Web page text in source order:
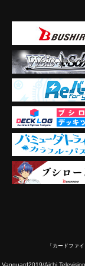
「カードファ
Aichi